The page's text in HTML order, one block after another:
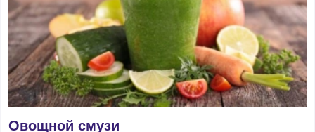
Овощной смузи